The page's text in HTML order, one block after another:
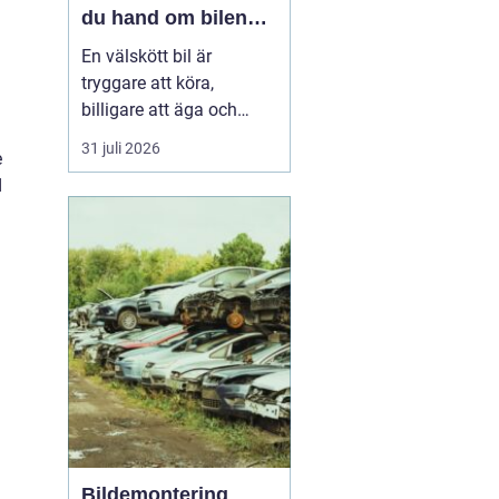
du hand om bilen
året runt
En välskött bil är
tryggare att köra,
billigare att äga och
enklare att sälja vidare. I
en norrländsk vardag
väglag blir service ännu
viktigar...
31 juli 2026
Bildemontering